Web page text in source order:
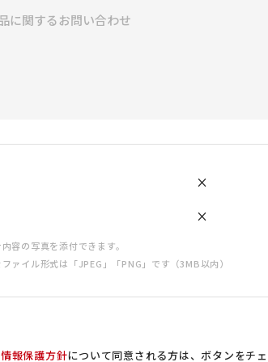
×
×
容の写真を添付できます。
ァイル形式は「JPEG」「PNG」です（3MB以内）
報保護方針について同意される方は、ボタンをチェ